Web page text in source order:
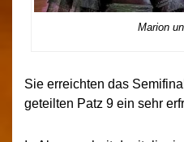
Marion
Sie erreichten das
geteilten Patz 9 ein sehr